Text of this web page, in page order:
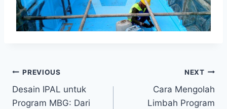
Navigasi
pos
PREVIOUS
Desain IPAL untuk
Program MBG: Dari
NEXT
Cara Mengolah
Limbah Program